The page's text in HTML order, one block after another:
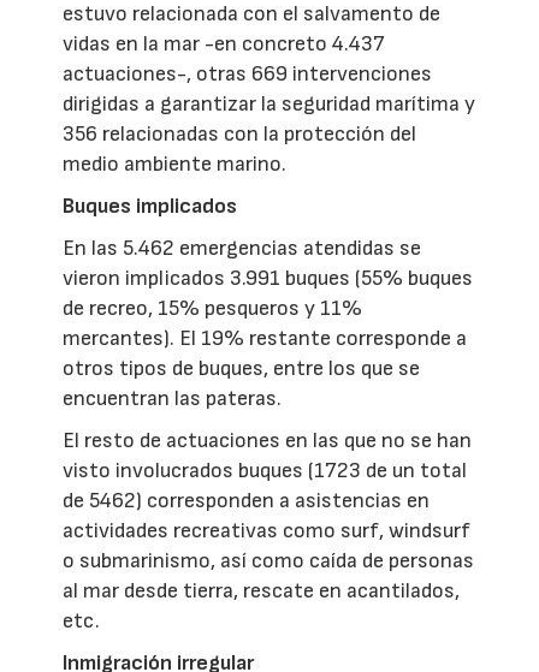
estuvo relacionada con el salvamento de
vidas en la mar -en concreto 4.437
actuaciones-, otras 669 intervenciones
dirigidas a garantizar la seguridad marítima y
356 relacionadas con la protección del
medio ambiente marino.
Buques implicados
En las 5.462 emergencias atendidas se
vieron implicados 3.991 buques (55% buques
de recreo, 15% pesqueros y 11%
mercantes). El 19% restante corresponde a
otros tipos de buques, entre los que se
encuentran las pateras.
El resto de actuaciones en las que no se han
visto involucrados buques (1723 de un total
de 5462) corresponden a asistencias en
actividades recreativas como surf, windsurf
o submarinismo, así como caída de personas
al mar desde tierra, rescate en acantilados,
etc.
Inmigración irregular